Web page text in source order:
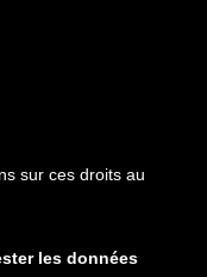
sur ces droits au
les données